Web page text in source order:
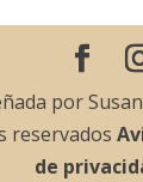
por
reservados
de